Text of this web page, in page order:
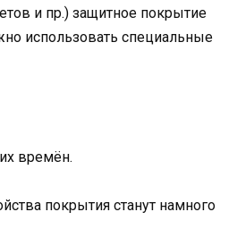
и пр.) защитное покрытие
использовать специальные
времён.
покрытия станут намного